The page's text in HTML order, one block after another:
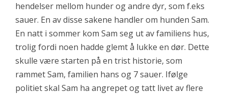
hendelser mellom hunder og andre dyr, som f.eks
sauer. En av disse sakene handler om hunden Sam.
En natt i sommer kom Sam seg ut av familiens hus,
trolig fordi noen hadde glemt å lukke en dør. Dette
skulle være starten på en trist historie, som
rammet Sam, familien hans og 7 sauer. Ifølge
politiet skal Sam ha angrepet og tatt livet av flere